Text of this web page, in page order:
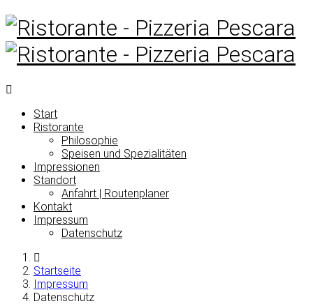
Start
Ristorante
Philosophie
Speisen und Spezialitäten
Impressionen
Standort
Anfahrt | Routenplaner
Kontakt
Impressum
Datenschutz
Startseite
Impressum
Datenschutz